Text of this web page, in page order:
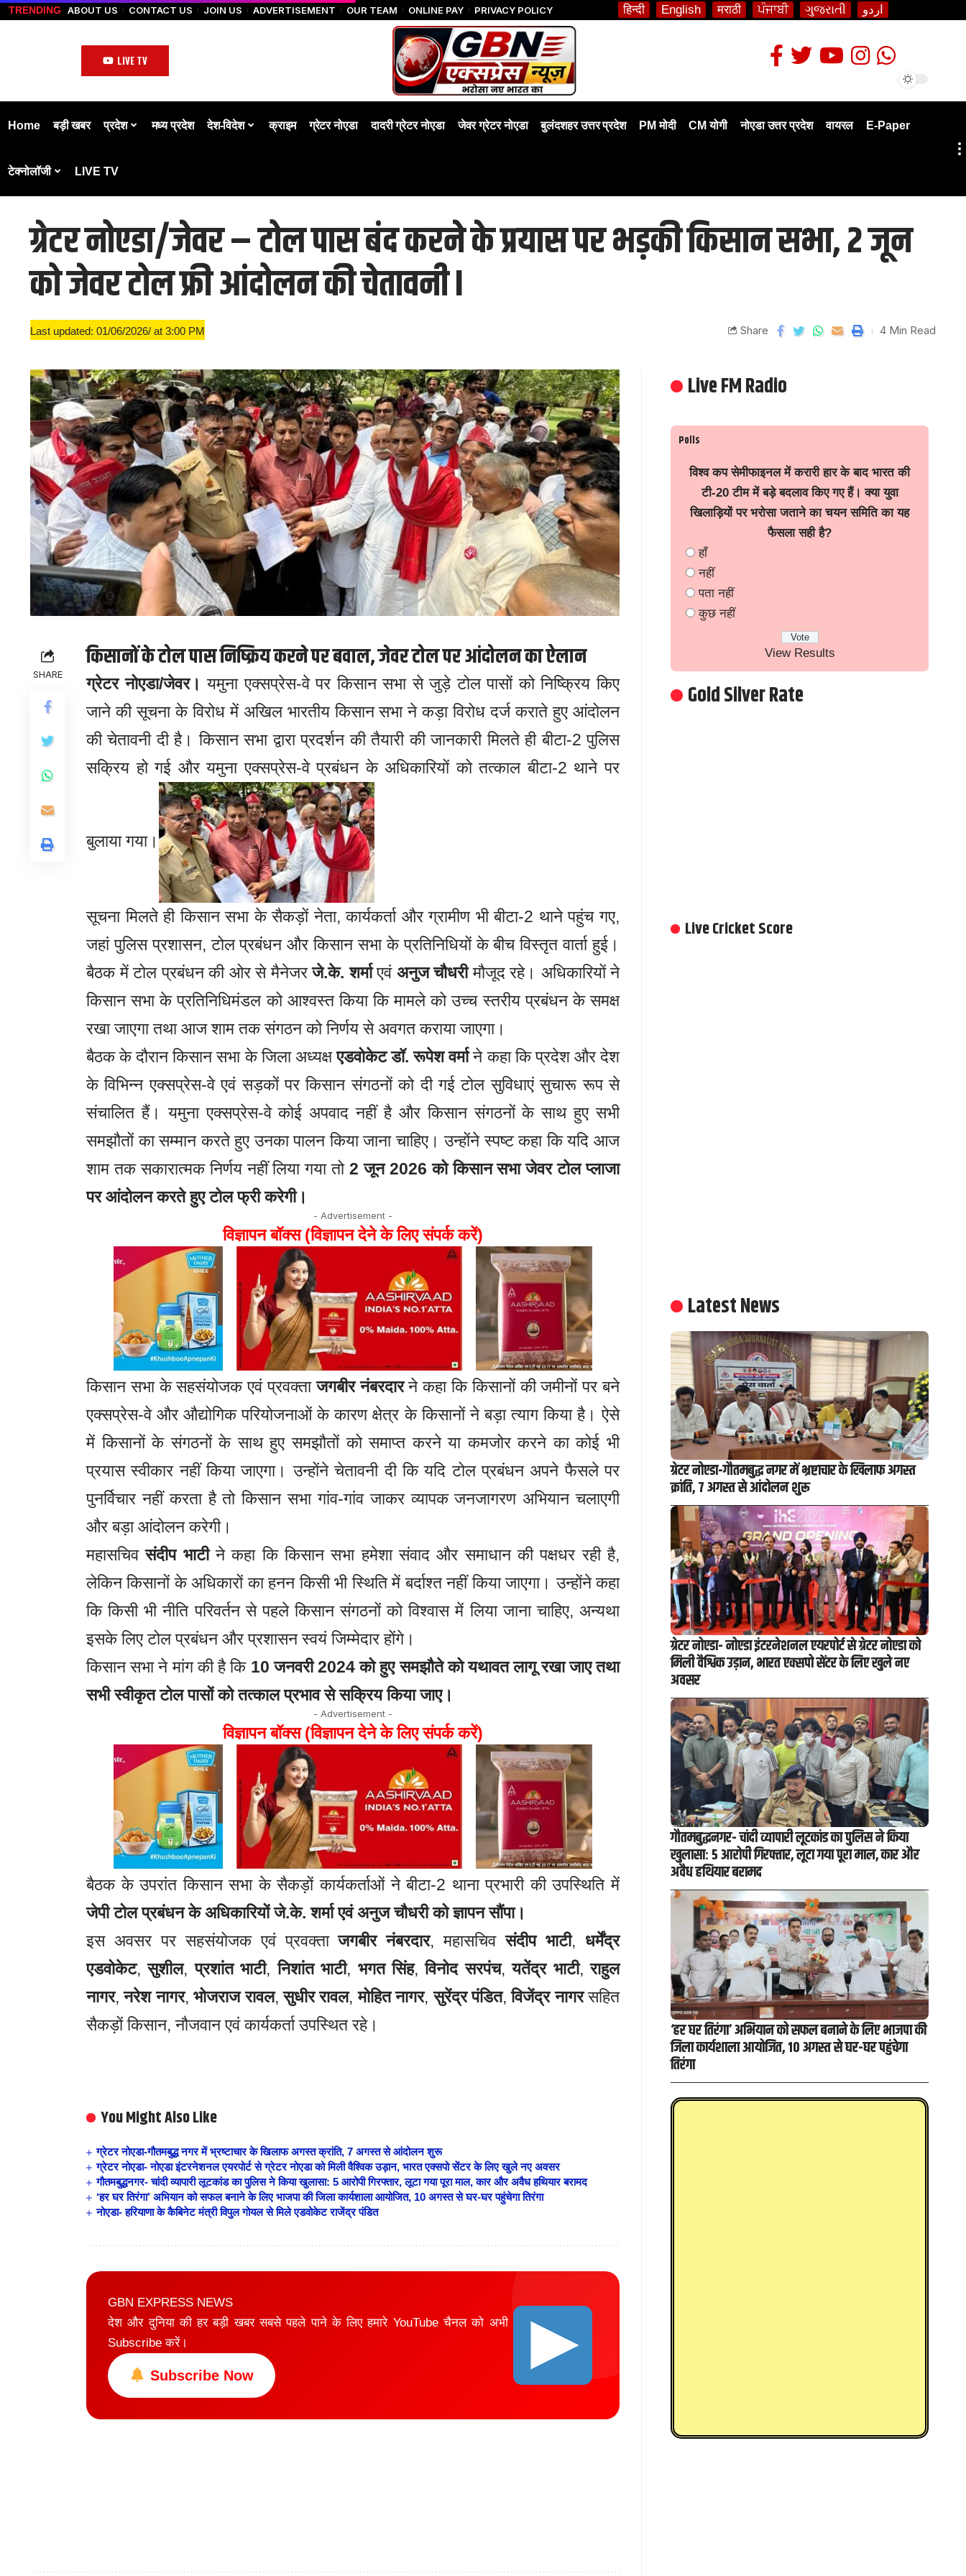
TRENDING ABOUT US CONTACT US JOIN US ADVERTISEMENT OUR TEAM ONLINE PAY PRIVACY POLICY हिन्दी English मराठी ਪੰਜਾਬੀ ગુજરાતી اردو
LIVE TV
Home बड़ी खबर प्रदेश मध्य प्रदेश देश-विदेश क्राइम ग्रेटर नोएडा दादरी ग्रेटर नोएडा जेवर ग्रेटर नोएडा बुलंदशहर उत्तर प्रदेश PM मोदी CM योगी नोएडा उत्तर प्रदेश वायरल E-Paper
टेक्नोलॉजी LIVE TV
ग्रेटर नोएडा/जेवर – टोल पास बंद करने के प्रयास पर भड़की किसान सभा, 2 जून
को जेवर टोल फ्री आंदोलन की चेतावनी I
Last updated: 01/06/2026/ at 3:00 PM Share 4 Min Read
SHARE
किसानों के टोल पास निष्क्रिय करने पर बवाल, जेवर टोल पर आंदोलन का ऐलान
ग्रेटर नोएडा/जेवर। यमुना एक्सप्रेस-वे पर किसान सभा से जुड़े टोल पासों को निष्क्रिय किए
जाने की सूचना के विरोध में अखिल भारतीय किसान सभा ने कड़ा विरोध दर्ज कराते हुए आंदोलन
की चेतावनी दी है। किसान सभा द्वारा प्रदर्शन की तैयारी की जानकारी मिलते ही बीटा-2 पुलिस
सक्रिय हो गई और यमुना एक्सप्रेस-वे प्रबंधन के अधिकारियों को तत्काल बीटा-2 थाने पर
बुलाया गया।
सूचना मिलते ही किसान सभा के सैकड़ों नेता, कार्यकर्ता और ग्रामीण भी बीटा-2 थाने पहुंच गए,
जहां पुलिस प्रशासन, टोल प्रबंधन और किसान सभा के प्रतिनिधियों के बीच विस्तृत वार्ता हुई।
बैठक में टोल प्रबंधन की ओर से मैनेजरजे.के. शर्माएवं अनुज चौधरीमौजूद रहे। अधिकारियों ने
किसान सभा के प्रतिनिधिमंडल को आश्वस्त किया कि मामले को उच्च स्तरीय प्रबंधन के समक्ष
रखा जाएगा तथा आज शाम तक संगठन को निर्णय से अवगत कराया जाएगा।
बैठक के दौरान किसान सभा के जिला अध्यक्षएडवोकेट डॉ. रूपेश वर्माने कहा कि प्रदेश और देश
के विभिन्न एक्सप्रेस-वे एवं सड़कों पर किसान संगठनों को दी गई टोल सुविधाएं सुचारू रूप से
संचालित हैं। यमुना एक्सप्रेस-वे कोई अपवाद नहीं है और किसान संगठनों के साथ हुए सभी
समझौतों का सम्मान करते हुए उनका पालन किया जाना चाहिए। उन्होंने स्पष्ट कहा कि यदि आज
शाम तक सकारात्मक निर्णय नहीं लिया गया तो2 जून 2026 को किसान सभा जेवर टोल प्लाजा
पर आंदोलन करते हुए टोल फ्री करेगी।
- Advertisement -
विज्ञापन बॉक्स (विज्ञापन देने के लिए संपर्क करें)
किसान सभा के सहसंयोजक एवं प्रवक्ताजगबीर नंबरदारने कहा कि किसानों की जमीनों पर बने
एक्सप्रेस-वे और औद्योगिक परियोजनाओं के कारण क्षेत्र के किसानों ने बड़ा त्याग किया है। ऐसे
में किसानों के संगठनों के साथ हुए समझौतों को समाप्त करने या कमजोर करने का कोई भी
प्रयास स्वीकार नहीं किया जाएगा। उन्होंने चेतावनी दी कि यदि टोल प्रबंधन अपने फैसले पर
पुनर्विचार नहीं करता है तो किसान सभा गांव-गांव जाकर व्यापक जनजागरण अभियान चलाएगी
और बड़ा आंदोलन करेगी।
महासचिवसंदीप भाटीने कहा कि किसान सभा हमेशा संवाद और समाधान की पक्षधर रही है,
लेकिन किसानों के अधिकारों का हनन किसी भी स्थिति में बर्दाश्त नहीं किया जाएगा। उन्होंने कहा
कि किसी भी नीति परिवर्तन से पहले किसान संगठनों को विश्वास में लिया जाना चाहिए, अन्यथा
इसके लिए टोल प्रबंधन और प्रशासन स्वयं जिम्मेदार होंगे।
किसान सभा ने मांग की है कि 10 जनवरी 2024 को हुए समझौते को यथावत लागू रखा जाए तथा
सभी स्वीकृत टोल पासों को तत्काल प्रभाव से सक्रिय किया जाए।
- Advertisement -
विज्ञापन बॉक्स (विज्ञापन देने के लिए संपर्क करें)
बैठक के उपरांत किसान सभा के सैकड़ों कार्यकर्ताओं ने बीटा-2 थाना प्रभारी की उपस्थिति में
जेपी टोल प्रबंधन के अधिकारियों जे.के. शर्मा एवं अनुज चौधरी को ज्ञापन सौंपा।
इस अवसर पर सहसंयोजक एवं प्रवक्ताजगबीर नंबरदार, महासचिवसंदीप भाटी, धर्मेंद्र
एडवोकेट,सुशील,प्रशांत भाटी,निशांत भाटी, भगत सिंह,विनोद सरपंच,यतेंद्र भाटी,राहुल
नागर,नरेश नागर,भोजराज रावल,सुधीर रावल,मोहित नागर,सुरेंद्र पंडित,विजेंद्र नागरसहित
सैकड़ों किसान, नौजवान एवं कार्यकर्ता उपस्थित रहे।
You Might Also Like
ग्रेटर नोएडा-गौतमबुद्ध नगर में भ्रष्टाचार के खिलाफ अगस्त क्रांति, 7 अगस्त से आंदोलन शुरू
ग्रेटर नोएडा- नोएडा इंटरनेशनल एयरपोर्ट से ग्रेटर नोएडा को मिली वैश्विक उड़ान, भारत एक्सपो सेंटर के लिए खुले नए अवसर
गौतमबुद्धनगर- चांदी व्यापारी लूटकांड का पुलिस ने किया खुलासा: 5 आरोपी गिरफ्तार, लूटा गया पूरा माल, कार और अवैध हथियार बरामद
‘हर घर तिरंगा’ अभियान को सफल बनाने के लिए भाजपा की जिला कार्यशाला आयोजित, 10 अगस्त से घर-घर पहुंचेगा तिरंगा
नोएडा- हरियाणा के कैबिनेट मंत्री विपुल गोयल से मिले एडवोकेट राजेंद्र पंडित
GBN EXPRESS NEWS
देश और दुनिया की हर बड़ी खबर सबसे पहले पाने के लिए हमारे YouTube चैनल को अभी
Subscribe करें।
Subscribe Now
Live FM Radio
Polls
विश्व कप सेमीफाइनल में करारी हार के बाद भारत की
टी-20 टीम में बड़े बदलाव किए गए हैं। क्या युवा
खिलाड़ियों पर भरोसा जताने का चयन समिति का यह
फैसला सही है?
हाँ
नहीं
पता नहीं
कुछ नहीं
View Results
Gold Silver Rate
Live Cricket Score
Latest News
ग्रेटर नोएडा-गौतमबुद्ध नगर में भ्रष्टाचार के खिलाफ अगस्त
क्रांति, 7 अगस्त से आंदोलन शुरू
ग्रेटर नोएडा- नोएडा इंटरनेशनल एयरपोर्ट से ग्रेटर नोएडा को
मिली वैश्विक उड़ान, भारत एक्सपो सेंटर के लिए खुले नए
अवसर
गौतमबुद्धनगर- चांदी व्यापारी लूटकांड का पुलिस ने किया
खुलासा: 5 आरोपी गिरफ्तार, लूटा गया पूरा माल, कार और
अवैध हथियार बरामद
‘हर घर तिरंगा’ अभियान को सफल बनाने के लिए भाजपा की
जिला कार्यशाला आयोजित, 10 अगस्त से घर-घर पहुंचेगा
तिरंगा